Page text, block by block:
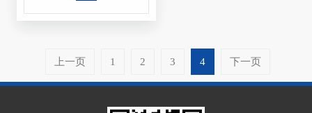
上一页 1 2 3 4 下一页